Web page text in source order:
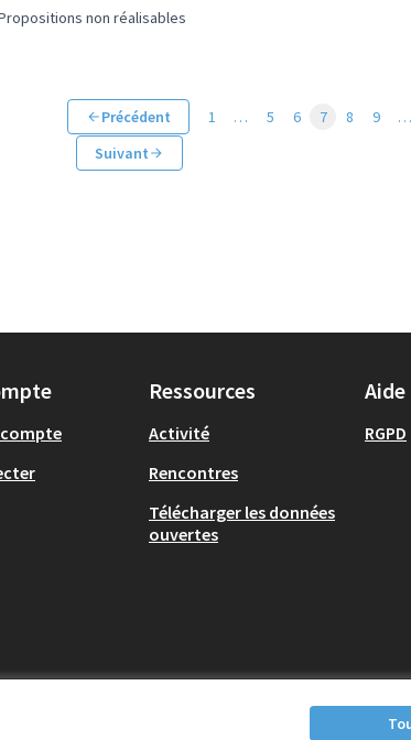
non réalisables
Précédent 1 … 5 6 7 8 9 …
Suivant
compte
Ressources
Activité
Rencontres
Télécharger les données
ouvertes
Aide
RGPD